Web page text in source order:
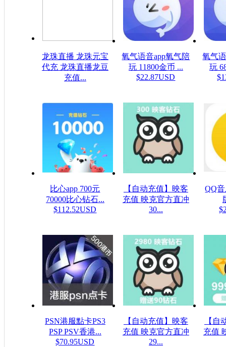
龙珠直播 龙珠元宝
代充 龙珠直播龙豆
充值...
氧气语音app氧气陪
玩 11800金币 ...
$22.87USD
氧气
玩
比心app 700元
70000比心钻石...
$112.52USD
【自动充值】映客
充值 映克官方直冲
30...
QQ
PSN港服點卡PS3
PSP PSV香港...
$70.95USD
【自动充值】映客
充值 映克官方直冲
29...
【自
充值